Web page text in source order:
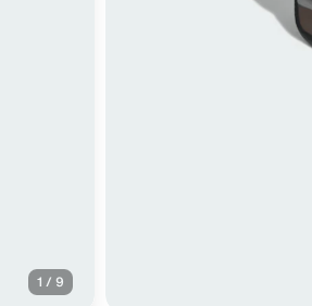
1 / 9